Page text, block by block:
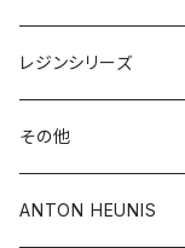
レジンシリーズ
その他
ANTON HEUNIS